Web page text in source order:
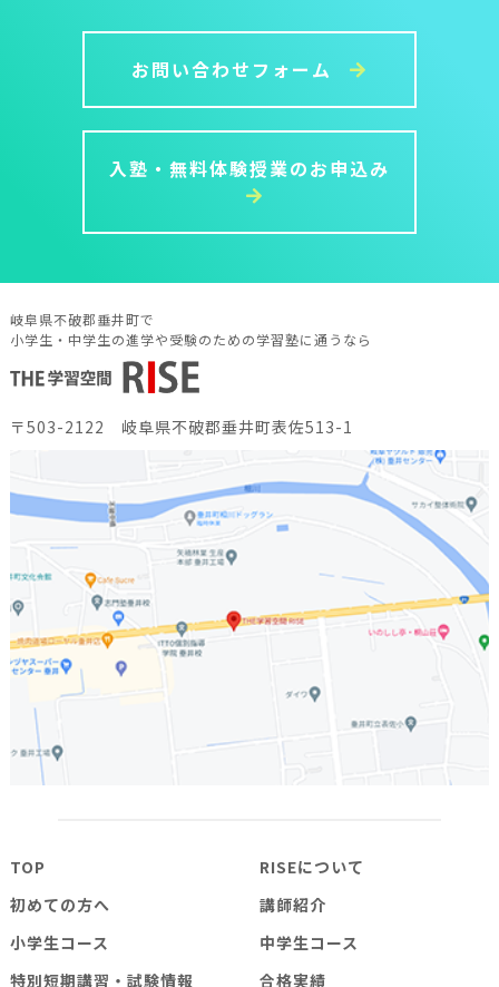
お問い合わせフォーム
入塾・無料体験授業のお申込み
岐阜県不破郡垂井町で
小学生・中学生の進学や受験のための学習塾に通うなら
〒503-2122 岐阜県不破郡垂井町表佐513-1
TOP
RISEについて
初めての方へ
講師紹介
小学生コース
中学生コース
特別短期講習・試験情報
合格実績